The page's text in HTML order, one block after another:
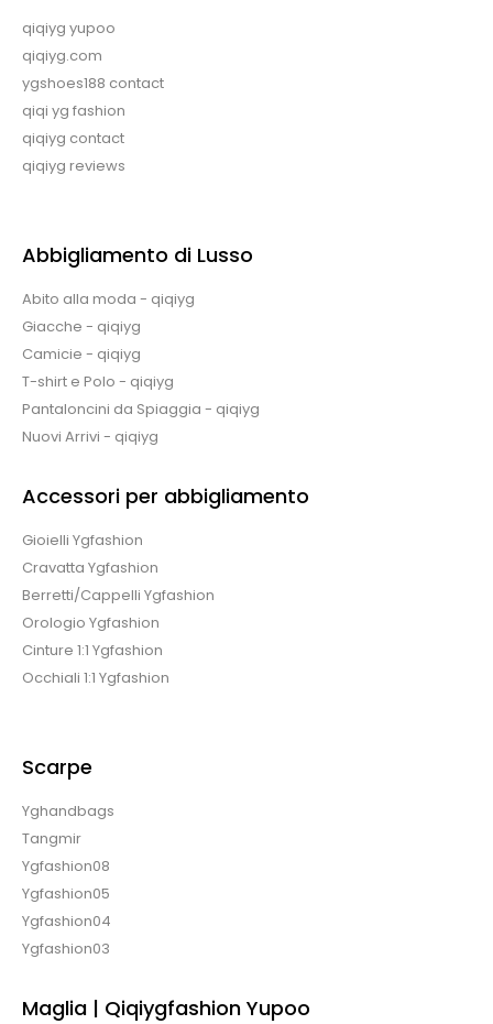
qiqiyg yupoo
qiqiyg.com
ygshoes188 contact
qiqi yg fashion
qiqiyg contact
qiqiyg reviews
Abbigliamento di Lusso
Abito alla moda - qiqiyg
Giacche - qiqiyg
Camicie - qiqiyg
T-shirt e Polo - qiqiyg
Pantaloncini da Spiaggia - qiqiyg
Nuovi Arrivi - qiqiyg
Accessori per abbigliamento
Gioielli Ygfashion
Cravatta Ygfashion
Berretti/Cappelli Ygfashion
Orologio Ygfashion
Cinture 1:1 Ygfashion
Occhiali 1:1 Ygfashion
Scarpe
Yghandbags
Tangmir
Ygfashion08
Ygfashion05
Ygfashion04
Ygfashion03
Maglia | Qiqiygfashion Yupoo